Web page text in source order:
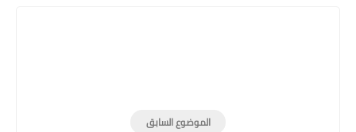
الموضوع السابق